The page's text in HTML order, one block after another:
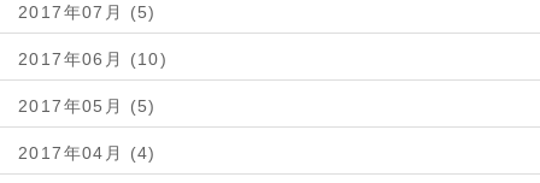
2017年07月 (5)
2017年06月 (10)
2017年05月 (5)
2017年04月 (4)